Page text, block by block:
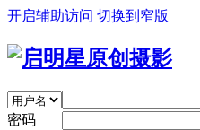
开启辅助访问 切换到窄版
密码